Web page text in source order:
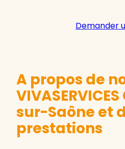
Demander
A propos de
sur-Saône et
prestations